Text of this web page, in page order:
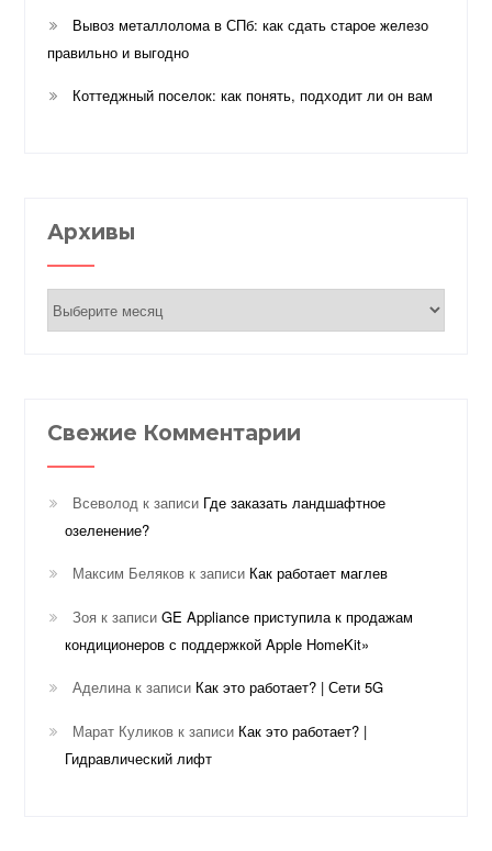
Вывоз металлолома в СПб: как сдать старое железо
правильно и выгодно
Коттеджный поселок: как понять, подходит ли он вам
Архивы
Архивы
Свежие Комментарии
Всеволод к записи Где заказать ландшафтное
озеленение?
Максим Беляков к записи Как работает маглев
Зоя к записиGE Appliance приступила к продажам
кондиционеров с поддержкой Apple HomeKit»
Аделинак записи Как это работает? | Сети 5G
Марат Куликов к записи Как это работает? |
Гидравлический лифт